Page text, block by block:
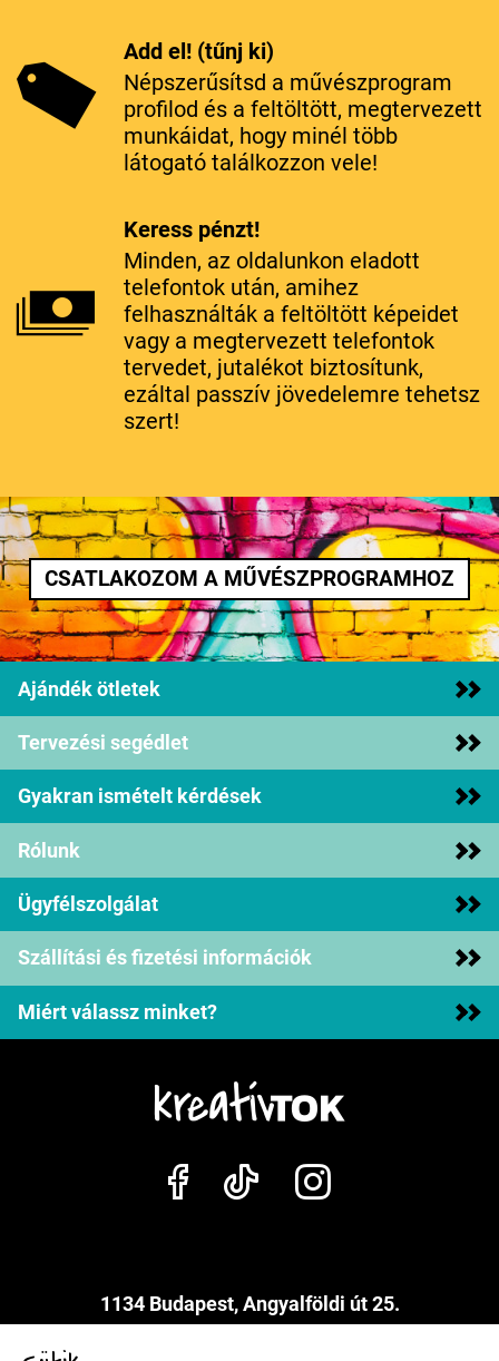
Add el! (tűnj ki)
Népszerűsítsd a művészprogram
profilod és a feltöltött, megtervezett
munkáidat, hogy minél több
látogató találkozzon vele!
Keress pénzt!
Minden, az oldalunkon eladott
telefontok után, amihez
felhasználták a feltöltött képeidet
vagy a megtervezett telefontok
tervedet, jutalékot biztosítunk,
ezáltal passzív jövedelemre tehetsz
szert!
CSATLAKOZOM A MŰVÉSZPROGRAMHOZ
Ajándék ötletek
Tervezési segédlet
Gyakran ismételt kérdések
Rólunk
Ügyfélszolgálat
Szállítási és fizetési információk
Miért válassz minket?
1134 Budapest, Angyalföldi út 25.